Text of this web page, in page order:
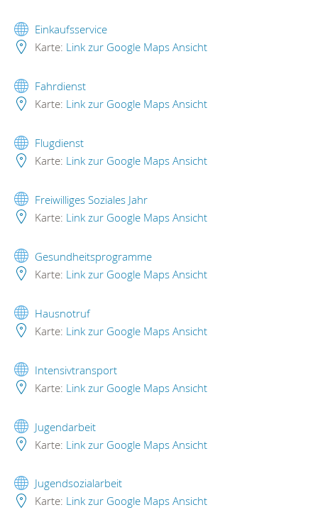
Einkaufsservice
Karte: Link zur Google Maps Ansicht
Fahrdienst
Karte: Link zur Google Maps Ansicht
Flugdienst
Karte: Link zur Google Maps Ansicht
Freiwilliges Soziales Jahr
Karte: Link zur Google Maps Ansicht
Gesundheitsprogramme
Karte: Link zur Google Maps Ansicht
Hausnotruf
Karte: Link zur Google Maps Ansicht
Intensivtransport
Karte: Link zur Google Maps Ansicht
Jugendarbeit
Karte: Link zur Google Maps Ansicht
Jugendsozialarbeit
Karte: Link zur Google Maps Ansicht